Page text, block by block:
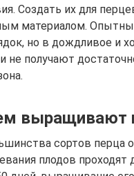
Создать их для
материалом.
но в дождливое и
не получают
выращивают
сортов
плодов